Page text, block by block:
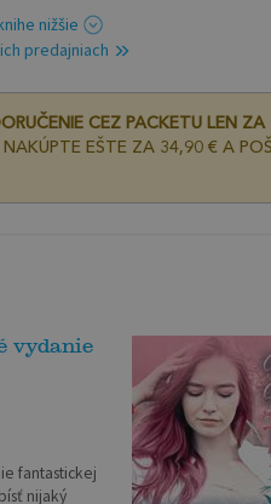
nižšie
predajniach
CEZ PACKETU LEN ZA
EŠTE ZA 34,90 € A
vydanie
fantastickej
nijaký